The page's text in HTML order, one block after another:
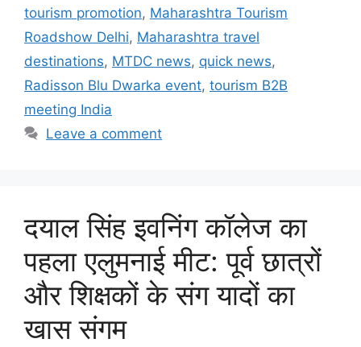
tourism promotion, Maharashtra Tourism
Roadshow Delhi, Maharashtra travel
destinations, MTDC news, quick news,
Radisson Blu Dwarka event, tourism B2B
meeting India
Leave a comment
दयाल सिंह इवनिंग कॉलेज का
पहला एलुमनाई मीट: पूर्व छात्रों
और शिक्षकों के संग यादों का
खास संगम